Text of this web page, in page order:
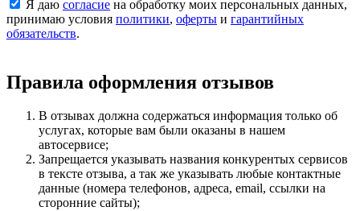
Я даю согласие на обработку моих персональных данных,
принимаю условия политики, оферты и гарантийных
обязательств.
Правила оформления отзывов
В отзывах должна содержаться информация только об
услугах, которые вам были оказаны в нашем
автосервисе;
Запрещается указывать названия конкурентых сервисов
в тексте отзыва, а так же указывать любые контактные
данные (номера телефонов, адреса, email, ссылки на
сторонние сайты);